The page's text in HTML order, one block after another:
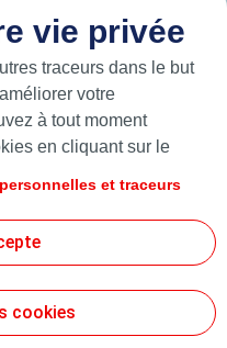
Sealing Systems
vie privée
traceurs dans le but
votre
à tout moment
en cliquant sur le
de l’ensemble des
sur « Je refuse »,
au bon
la page « Charte
».
et traceurs
cookies